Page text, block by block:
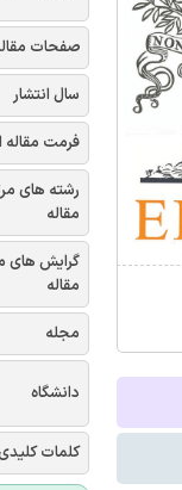
صفحات
سال انتشار
فرمت مقاله
رشته های
مقاله
گرایش های
مقاله
مجله
دانشگاه
کلمات